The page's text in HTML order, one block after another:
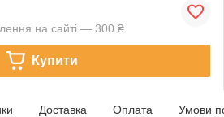
на сайті — 300 ₴
Купити
Доставка Оплата Умови